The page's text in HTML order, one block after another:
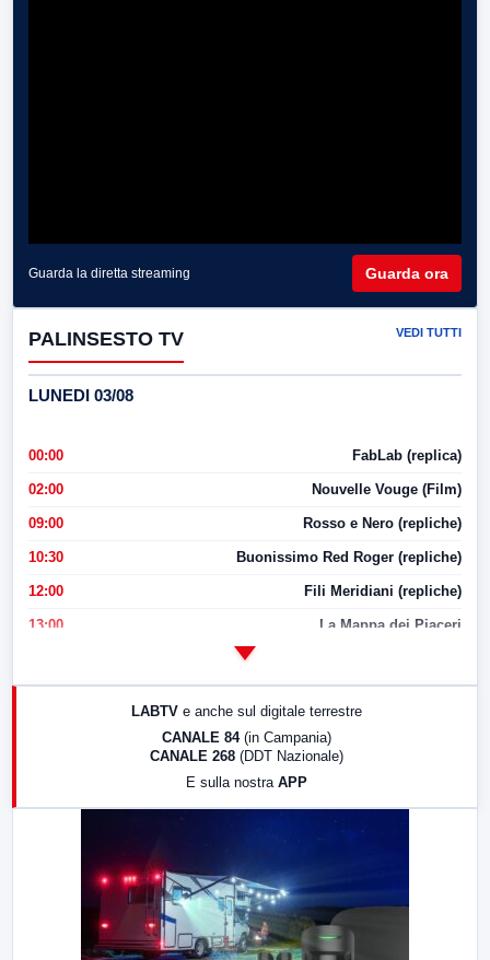
Guarda la diretta streaming Guarda ora
PALINSESTO TV VEDI TUTTI
LUNEDI 03/08
00:00 FabLab (replica)
02:00 Nouvelle Vouge (Film)
09:00 Rosso e Nero (repliche)
10:30 Buonissimo Red Roger (repliche)
12:00 Fili Meridiani (repliche)
13:00 La Mappa dei Piaceri
LABTV e anche sul digitale terrestre
CANALE 84 (in Campania)
CANALE 268 (DDT Nazionale)
E sulla nostra APP